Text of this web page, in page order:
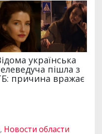
, Новости области